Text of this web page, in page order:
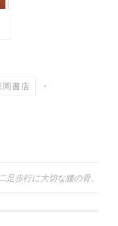
岡書店 ・
足歩行に大切な腰の骨。